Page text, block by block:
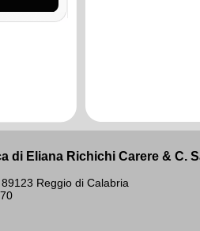
2023
lezioni
di Eliana Richichi Carere & C.
Reggio di Calabria